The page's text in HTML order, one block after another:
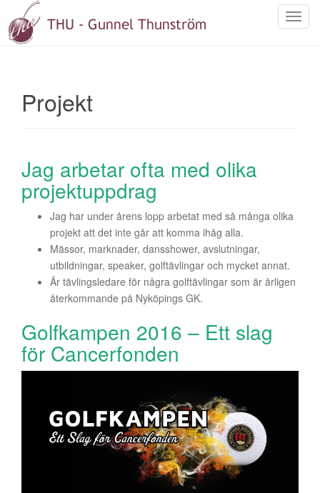
S
g
n
Projekt
Jag arbetar ofta med olika
projektuppdrag
Jag har under årens lopp arbetat med så många olika
projekt att det inte går att komma ihåg alla.
Mässor, marknader, dansshower, avslutningar,
utbildningar, speaker, golftävlingar och mycket annat.
Är tävlingsledare för några golftävlingar som är årligen
återkommande på Nyköpings GK.
Golfkampen 2016 – Ett slag
för Cancerfonden